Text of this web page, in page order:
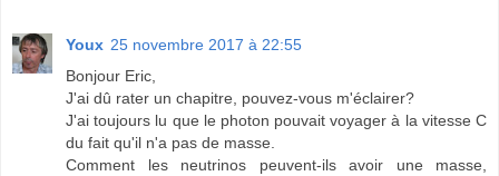
Youx 25 novembre 2017 à 22:55
Bonjour Eric,
J'ai dû rater un chapitre, pouvez-vous m'éclairer?
J'ai toujours lu que le photon pouvait voyager à la vitesse C
du fait qu'il n'a pas de masse.
Comment les neutrinos peuvent-ils avoir une masse,